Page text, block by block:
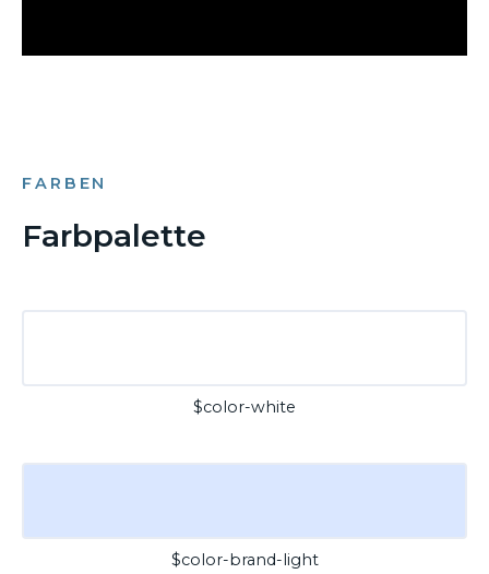
FARBEN
Farbpalette
$color-white
$color-brand-light